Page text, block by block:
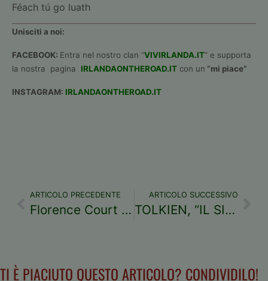
Féach tú go luath
Unisciti a noi:
FACEBOOK: Entra nel nostro clan “VIVIRLANDA.IT” e supporta
la nostra pagina IRLANDAONTHEROAD.IT con un “mi piace”
INSTAGRAM: IRLANDAONTHEROAD.IT
ARTICOLO PRECEDENTE
Florence Court – Villa da sogno nella campagna di Enniskillen
ARTICOLO SUCCESSIVO
TOLKIEN, “IL SIGNORE DEGLI ANELLI” e la correlazione con l’Irlanda
TI È PIACIUTO QUESTO ARTICOLO? CONDIVIDILO!